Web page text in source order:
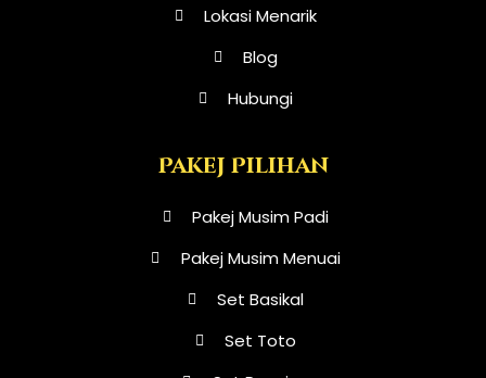
Lokasi Menarik
Blog
Hubungi
Pakej Pilihan
Pakej Musim Padi
Pakej Musim Menuai
Set Basikal
Set Toto